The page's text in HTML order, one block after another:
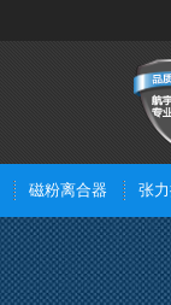
磁粉离合器 张